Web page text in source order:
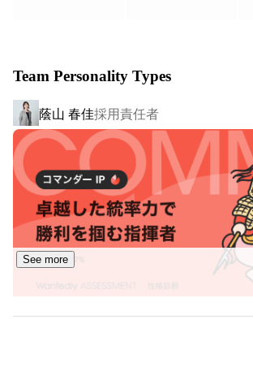
・ クライアントが利用するシステムの改
▍開発事例（一例）
・水産業会社基幹システム開発
・不動産マッチングサイト開発
・出版社基幹システム統合開発
・社内管理システム開発
★社内システムの開発・運用など社内SE
【事業内容 】
スポーツの力を使って、産業の成長を促
社会をアップデートするプラットフォー
Team Personality Types
蔭山 春佳採用責任者
See more